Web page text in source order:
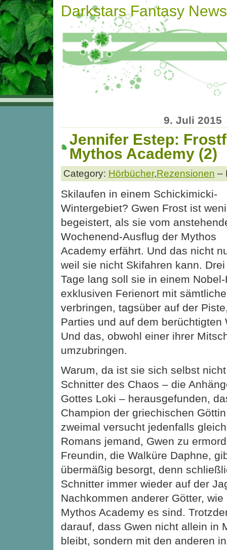
Darkstars Fantasy News
9. Juli 2015
Jennifer Estep:
Mythos Academy (2)
Category: Hörbücher,Rezensionen –
Skilaufen in einem Schickimicki-
Wintergebiet? Gwen Frost ist
begeistert, als sie vom
Wochenend-Ausflug der Mythos
Academy erfährt. Und das nicht
weil sie nicht Skifahren kann. Drei
Tage lang soll sie in einem
exklusiven Ferienort mit
verbringen, tagsüber auf der
Parties und auf dem berüchtigten
Und das, obwohl einer ihrer
umzubringen.
Warum, da ist sie sich selbst
Schnitter des Chaos – die
Gottes Loki – herausgefunden,
Champion der griechischen
zweimal versucht jedenfalls
Romans jemand, Gwen zu
Freundin, die Walküre Daphne,
übermäßig besorgt, denn
Schnitter immer wieder auf der
Nachkommen anderer Götter,
Mythos Academy es sind.
darauf, dass Gwen nicht allein in
bleibt, sondern mit den anderen